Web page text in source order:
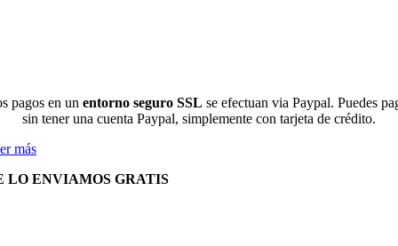
pagos en un entorno seguro SSL se efectuan via Paypal. Puedes
sin tener una cuenta Paypal, simplemente con tarjeta de crédito.
más
LO ENVIAMOS GRATIS